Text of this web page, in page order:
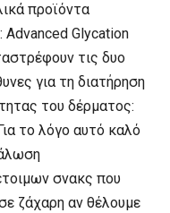
προϊόντα
Advanced Glycation
τις δυο
για τη διατήρηση
του δέρματος:
το λόγο αυτό καλό
σνακς που
ζάχαρη αν θέλουμε